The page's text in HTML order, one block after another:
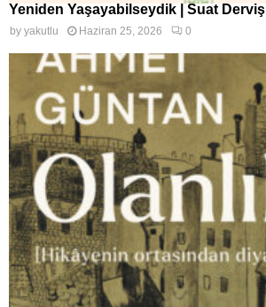
Yeniden Yaşayabilseydik | Suat Derviş
by yakutlu Haziran 25, 2026 0